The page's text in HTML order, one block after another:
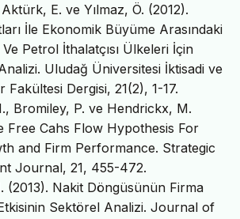
Aktürk, E. ve Yılmaz, Ö. (2012).
İle Ekonomik Büyüme Arasındaki
Ve Petrol İthalatçısı Ülkeleri İçin
Uludağ Üniversitesi İktisadi ve
Fakültesi Dergisi, 21(2), 1-17.
Bromiley, P. ve Hendrickx, M.
Free Cahs Flow Hypothesis For
and Firm Performance. Strategic
Journal, 21, 455-472.
(2013). Nakit Döngüsünün Firma
Etkisinin Sektörel Analizi. Journal of